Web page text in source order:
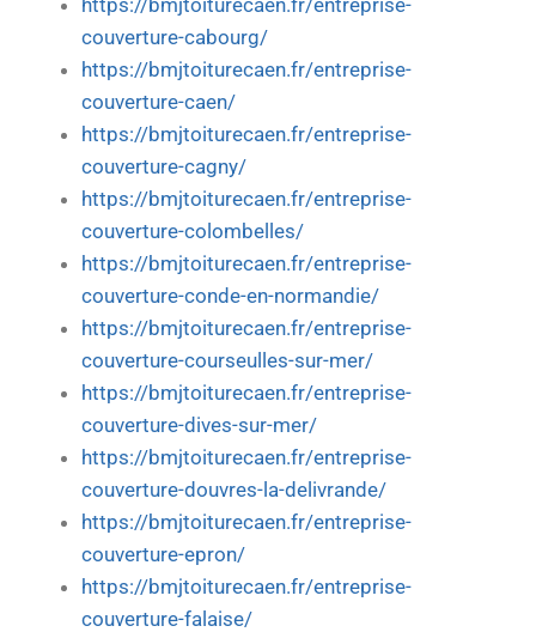
https://bmjtoiturecaen.fr/entreprise-
couverture-cabourg/
https://bmjtoiturecaen.fr/entreprise-
couverture-caen/
https://bmjtoiturecaen.fr/entreprise-
couverture-cagny/
https://bmjtoiturecaen.fr/entreprise-
couverture-colombelles/
https://bmjtoiturecaen.fr/entreprise-
couverture-conde-en-normandie/
https://bmjtoiturecaen.fr/entreprise-
couverture-courseulles-sur-mer/
https://bmjtoiturecaen.fr/entreprise-
couverture-dives-sur-mer/
https://bmjtoiturecaen.fr/entreprise-
couverture-douvres-la-delivrande/
https://bmjtoiturecaen.fr/entreprise-
couverture-epron/
https://bmjtoiturecaen.fr/entreprise-
couverture-falaise/